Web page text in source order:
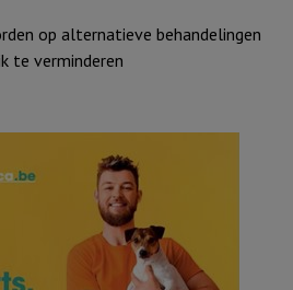
op alternatieve behandelingen
te verminderen